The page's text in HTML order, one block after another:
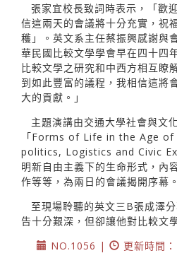
張家宜校長致詞時表示，「歡
信這兩天的會議將十分充實，祝
穫」。英文系主任蔡振興感謝與
華民國比較文學學會早在四十四
比較文學之研究和中西方相互瞭
到如此豐富的議程，我相信這將
大的貢獻。」
主題演講由交通大學社會與文
「Forms of Life in the Age
politics, Logistics and Civic
明新自由主義下的生命形式，內
作等等，為兩日的會議揭開序幕。
至現場聆聽的英文三B張成澤
告十分艱深，但卻讓他對比較文
NO.1056 |
更新時間